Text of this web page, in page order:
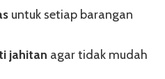
untuk setiap barangan
jahitan agar tidak mudah